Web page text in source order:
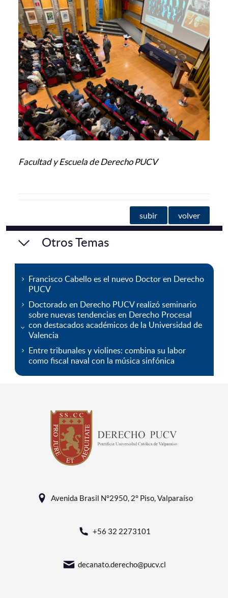
Facultad y Escuela de Derecho PUCV
subir volver
Otros Temas
Francisco Cabello es el nuevo Doctor en Derecho
PUCV
Doctorado en Derecho PUCV realizó seminario
sobre nuevas tendencias en Derecho Procesal
con destacados académicos de la Universidad de
Valencia
Entre tribunales y violines: combina su labor
como fiscal naval con la música sinfónica
Avenida Brasil N°2950, 2° Piso, Valparaíso
+56 32 2273101
decanato.derecho@pucv.cl